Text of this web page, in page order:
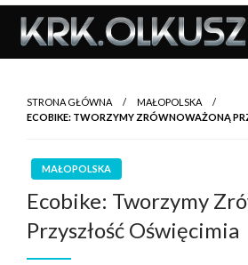
Skip
content
STRONA GŁÓWNA
MAŁOPOLSKA
ECOBIKE: TWORZYMY ZRÓWNOWAŻONĄ
MAŁOPOLSKA
Ecobike: Tworzymy
Przyszłość Oświęcimia